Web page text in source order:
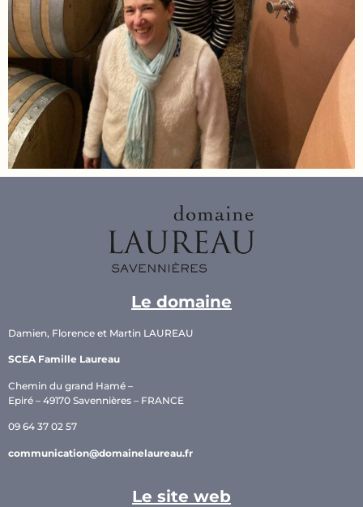
Le domaine
Damien, Florence et Martin LAUREAU
SCEA Famille Laureau
Chemin du grand Hamé –
Epiré – 49170 Savennières – FRANCE
09 64 37 02 57
communication@domainelaureau.fr
Le site web